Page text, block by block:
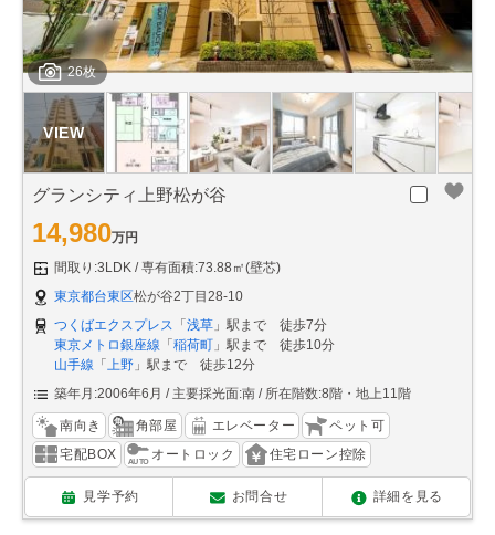
26枚
グランシティ上野松が谷
14,980万円
間取り:3LDK
専有面積:73.88㎡(壁芯)
東京都台東区松が谷2丁目28-10
つくばエクスプレス 「 浅草 」駅まで 徒歩7分
東京メトロ銀座線 「 稲荷町 」駅まで 徒歩10分
山手線 「 上野 」駅まで 徒歩12分
築年月:2006年6月
主要採光面:南 所在階数:8階・地上11階
南向き 角部屋 エレベーター
ペット可
宅配BOX
オートロック 住宅ローン控除
見学予約 お問合せ 詳細を見る